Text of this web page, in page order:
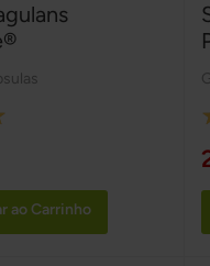
ao Carrinho